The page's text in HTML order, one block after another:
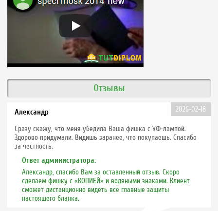
Отзывы
Александр 2026-02-18
Сразу скажу, что меня убедила Ваша фишка с УФ-лампой.
Здорово придумали. Видишь заранее, что покупаешь. Спасибо
за честность.
Ответ администратора:
Александр, спасибо Вам за оставленный отзыв. Скоро
сделаем фишку с «КОПИЕЙ» и водяными знаками. Клиент
сможет дистанционно видеть все главные защиты
настоящего бланка.